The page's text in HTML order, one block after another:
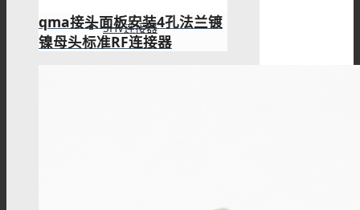
SHV连接器
qma接头面板安装4孔法兰镀
镍母头标准RF连接器